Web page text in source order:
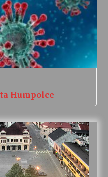
Humpolce